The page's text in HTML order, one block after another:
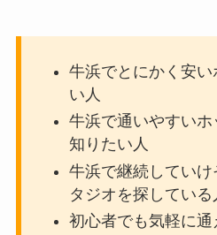
牛浜でとにかく安
い人
牛浜で通いやすい
知りたい人
牛浜で継続してい
タジオを探している
初心者でも気軽に